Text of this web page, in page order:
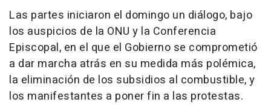
Las partes iniciaron el domingo un diálogo, bajo
los auspicios de la ONU y la Conferencia
Episcopal, en el que el Gobierno se comprometió
a dar marcha atrás en su medida más polémica,
la eliminación de los subsidios al combustible, y
los manifestantes a poner fin a las protestas.